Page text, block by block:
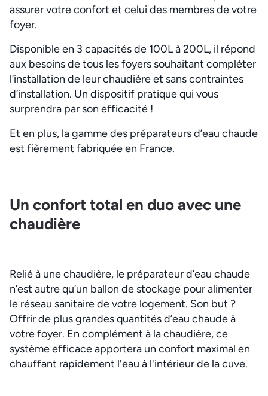
assurer votre confort et celui des membres de votre
foyer.
Disponible en 3 capacités de 100L à 200L, il répond
aux besoins de tous les foyers souhaitant compléter
l’installation de leur chaudière et sans contraintes
d’installation. Un dispositif pratique qui vous
surprendra par son efficacité !
Et en plus, la gamme des préparateurs d’eau chaude
est fièrement fabriquée en France.
Un confort total en duo avec une
chaudière
Relié à une chaudière, le préparateur d’eau chaude
n’est autre qu’un ballon de stockage pour alimenter
le réseau sanitaire de votre logement. Son but ?
Offrir de plus grandes quantités d’eau chaude à
votre foyer. En complément à la chaudière, ce
système efficace apportera un confort maximal en
chauffant rapidement l'eau à l'intérieur de la cuve.